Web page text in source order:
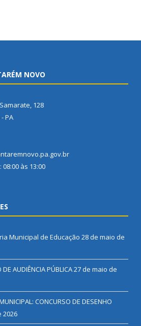
NOVO
128
PA
às 13:00
Municipal de Educação 28 de maio de
AUDIÊNCIA PÚBLICA27 de maio de
CONCURSO DE DESENHO
2026